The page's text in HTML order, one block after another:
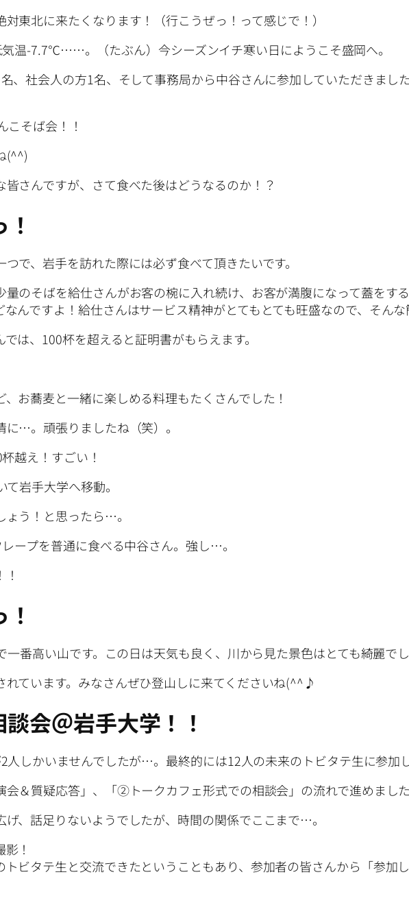
東北に来たくなります！（行こうぜっ！って感じで！）
温-7.7℃……。（たぶん）今シーズンイチ寒い日にようこそ盛岡へ。
、社会人の方1名、そして事務局から中谷さんに参加していただきま
そば会！！
(^^)
さんですが、さて食べた後はどうなるのか！？
で、岩手を訪れた際には必ず食べて頂きたいです。
のそばを給仕さんがお客の椀に入れ続け、お客が満腹になって蓋をす
んですよ！給仕さんはサービス精神がとてもとても旺盛なので、そん
は、100杯を超えると証明書がもらえます。
お蕎麦と一緒に楽しめる料理もたくさんでした！
…。頑張りましたね（笑）。
越え！すごい！
岩手大学へ移動。
う！と思ったら…。
ープを普通に食べる中谷さん。強し…。
番高い山です。この日は天気も良く、川から見た景色はとても綺麗で
れています。みなさんぜひ登山しに来てくださいね(^^♪
会＠岩手大学！！
人しかいませんでしたが…。最終的には12人の未来のトビタテ生に参加
＆質疑応答」、「②トークカフェ形式での相談会」の流れで進めまし
、話足りないようでしたが、時間の関係でここまで…。
！
ビタテ生と交流できたということもあり、参加者の皆さんから「参加